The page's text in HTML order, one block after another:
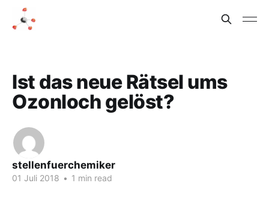
Ist das neue Rätsel ums
Ozonloch gelöst?
stellenfuerchemiker
01 Juli 2018 • 1 min read